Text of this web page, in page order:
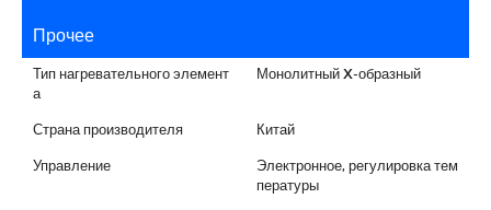
Прочее
Тип нагревательного элемент
а
Монолитный X-образный
Страна производителя Китай
Управление
Электронное, регулировка тем
пературы